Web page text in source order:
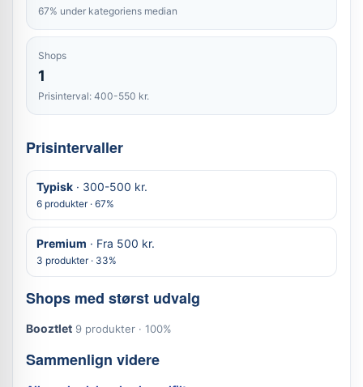
67% under kategoriens median
Shops
1
Prisinterval: 400-550 kr.
Prisintervaller
Typisk · 300-500 kr.
6 produkter · 67%
Premium · Fra 500 kr.
3 produkter · 33%
Shops med størst udvalg
Booztlet 9 produkter · 100%
Sammenlign videre